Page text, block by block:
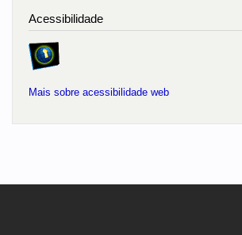
Acessibilidade
Mais sobre acessibilidade web